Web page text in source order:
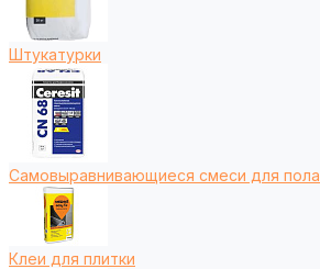
Штукатурки
Самовыравнивающиеся смеси для пола
Клеи для плитки